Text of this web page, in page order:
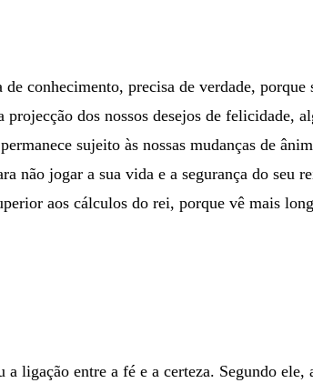
conhecimento, precisa de verdade,
dos nossos desejos de
sujeito às nossas mudanças de
não jogar a sua vida e a segurança do seu
aos cálculos do rei, porque vê mais
entre a fé e a certeza. Segundo ele,